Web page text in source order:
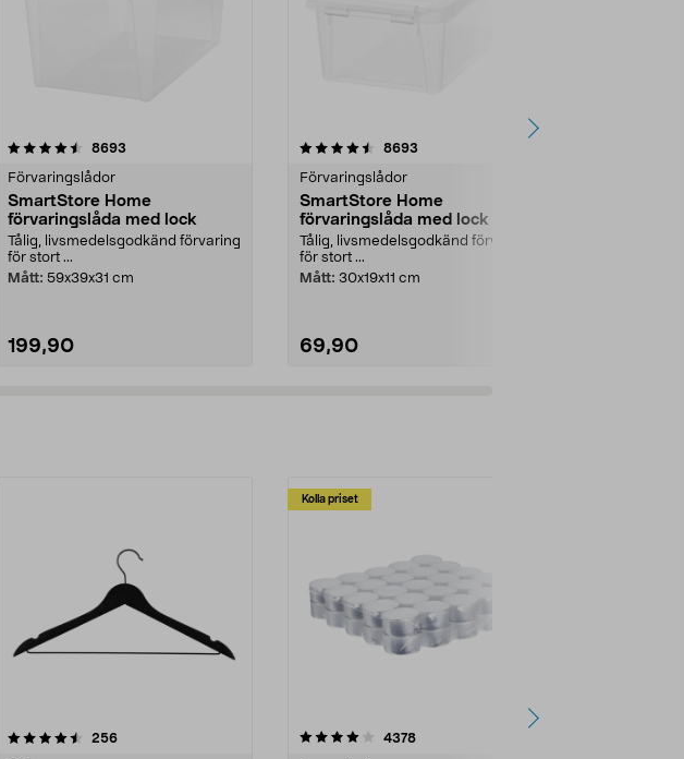
8693
Förvaringslådor
SmartStore Home
förvaringslåda med lock
Tålig, livsmedelsgodkänd förvaring
för stort ...
Mått: 59x39x31 cm
199,90
4.5 av 5 stjärnor 8693
Förvaringslådor
SmartStore Home
förvaringslåda med lock
Tålig, livsmedelsgodkänd förvaring
för stort ...
Mått: 30x19x11 cm
69,90
4.5 av 5 stjärnor
256recensioner
Kolla priset
4.0av 5 stjärnor 4378recensioner
4.5av 5 stjärnor